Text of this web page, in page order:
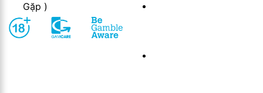
Gặp )